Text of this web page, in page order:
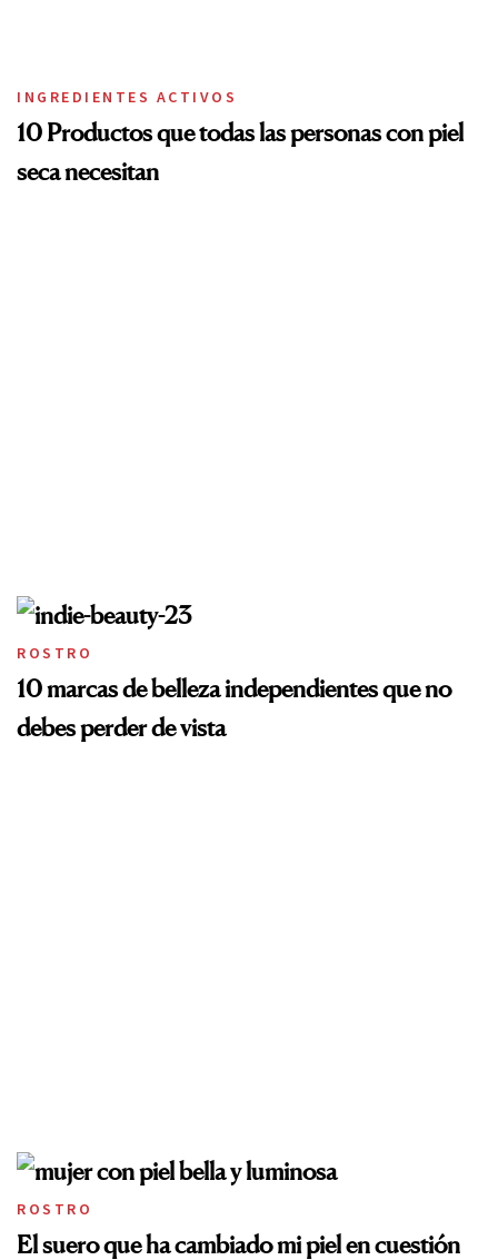
INGREDIENTES ACTIVOS
10 Productos que todas las personas con piel
seca necesitan
ROSTRO
10 marcas de belleza independientes que no
debes perder de vista
ROSTRO
El suero que ha cambiado mi piel en cuestión